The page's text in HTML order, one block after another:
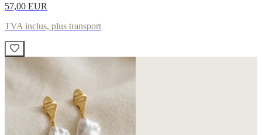
57,00 EUR
TVA inclus, plus transport